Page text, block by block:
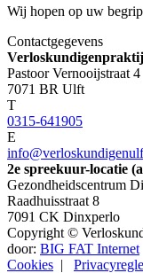
Wij hopen op uw
Contactgegevens
Pastoor Vernooijstraat 4
7071 BR Ulft
T
0315-641905
E
2e spreekuur-locatie
Gezondheidscentrum
Raadhuisstraat 8
7091 CK Dinxperlo
Copyright ©
door: BIG FAT Internet
Cookies |